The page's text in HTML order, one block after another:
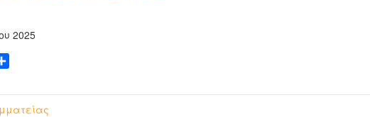
2025